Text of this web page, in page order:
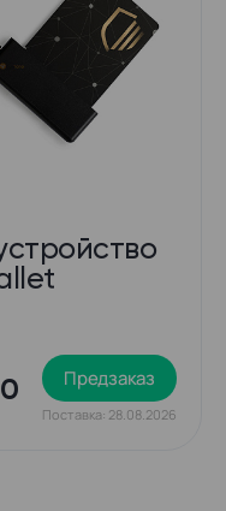
Предзаказ
Поставка: 28.08.2026